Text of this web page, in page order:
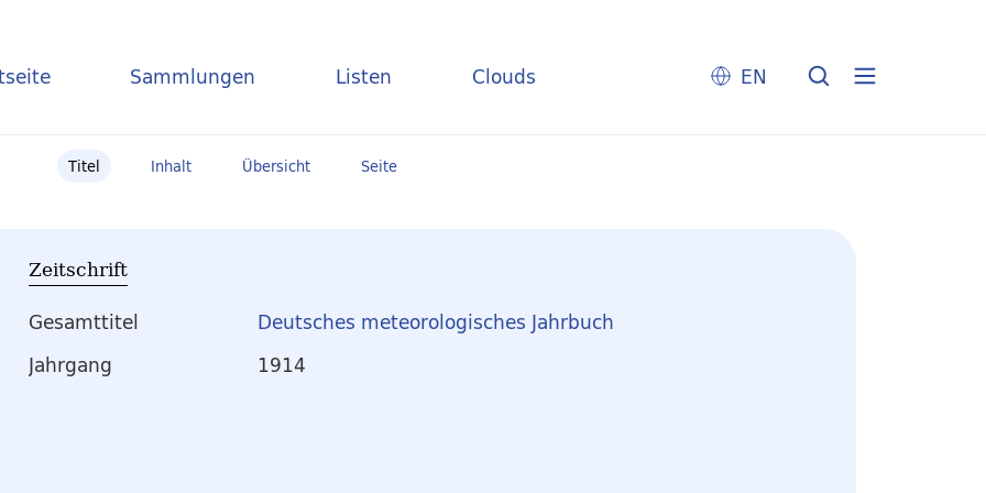
Sammlungen Listen Clouds EN
Titel Inhalt Übersicht Seite
Zeitschrift
Gesamttitel
Deutsches meteorologisches Jahrbuch
Jahrgang
1914